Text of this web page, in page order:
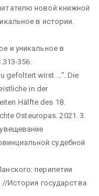
новой книжной
в истории.
и уникальное в
356.
gefoltert wirst …“. Die
in der
Hälfte des 18.
Osteuropas. 2021. 3.
судебной
перипетии
//История государства